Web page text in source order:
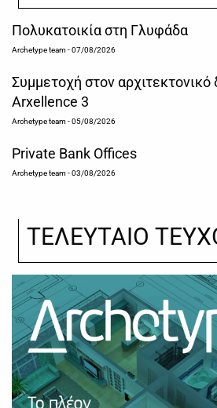
Πολυκατοικία στη Γλυφάδα
Archetype team- 07/08/2026
Συμμετοχή στον αρχιτεκτονικό
Arxellence 3
Archetype team- 05/08/2026
Private Bank Offices
Archetype team- 03/08/2026
ΤΕΛΕΥΤΑΙΟ